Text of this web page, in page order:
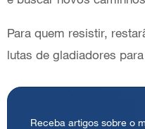
Para quem resistir,
lutas de gladiadores
Receba artigos sobre o